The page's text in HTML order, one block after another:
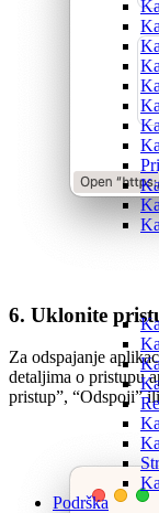
Podrška
6. Uklonite
Za odspajanje
detaljima o pristupu
pristup”, “Odspoji”